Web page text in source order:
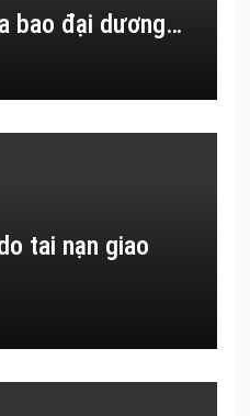
bao đại dương…
tai nạn giao